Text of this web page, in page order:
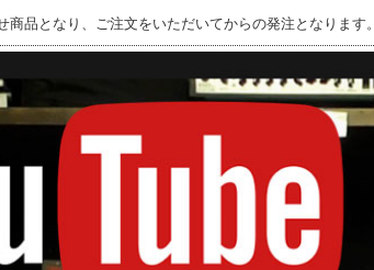
商品となり、ご注文をいただいてからの発注となります。